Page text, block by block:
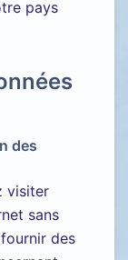
pays
des
visiter
sans
des